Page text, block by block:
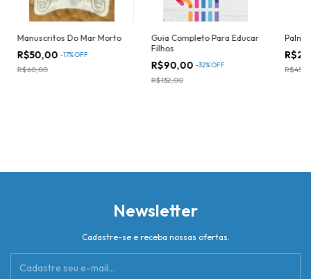
Manuscritos Do Mar Morto
R$50,00 -17%OFF
R$60,00
Guia Completo Para Educar
Filhos
R$90,00 -32%OFF
R$132,00
Newsletter
Cadastre-se e receba nossas ofertas.